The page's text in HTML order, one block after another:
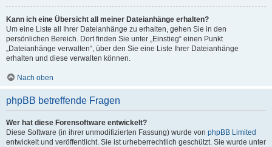
Kann ich eine Übersicht all meiner Dateianhänge erhalten?
Um eine Liste all Ihrer Dateianhänge zu erhalten, gehen Sie in den
persönlichen Bereich. Dort finden Sie unter „Einstieg“ einen Punkt
„Dateianhänge verwalten“, über den Sie eine Liste Ihrer Dateianhänge
erhalten und diese verwalten können.
Nach oben
phpBB betreffende Fragen
Wer hat diese Forensoftware entwickelt?
Diese Software (in ihrer unmodifizierten Fassung) wurde von phpBB Limited
entwickelt und veröffentlicht. Sie ist urheberrechtlich geschützt. Sie wurde unter